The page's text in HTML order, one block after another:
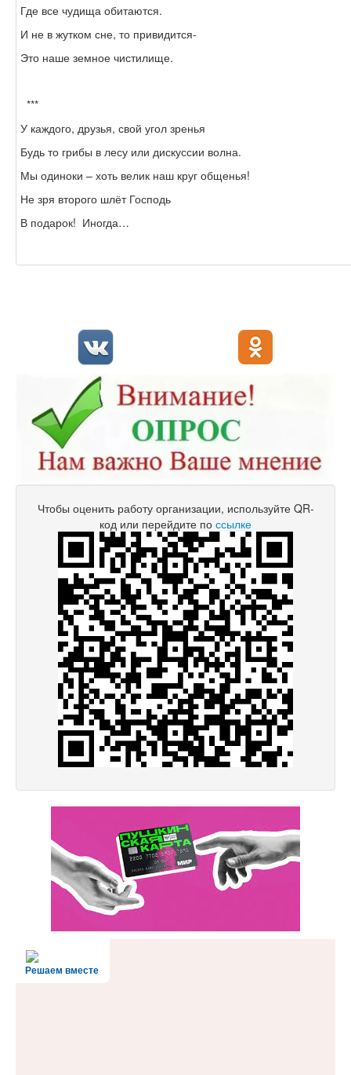
Где все чудища обитаются.
И не в жутком сне, то привидится-
Это наше земное чистилище.
***
У каждого, друзья, свой угол зренья
Будь то грибы в лесу или дискуссии волна.
Мы одиноки – хоть велик наш круг общенья!
Не зря второго шлёт Господь
В подарок! Иногда…
Чтобы оценить работу организации, используйте QR-
код или перейдите по ссылке
Решаем вместе